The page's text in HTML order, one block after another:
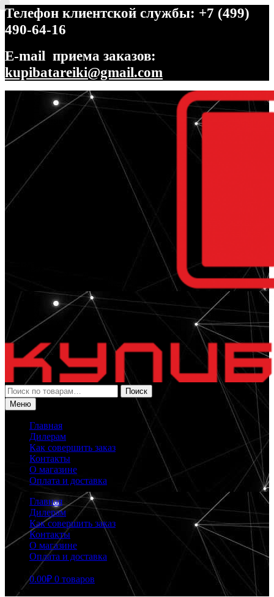
Телефон клиентской службы: +7 (499)
490-64-16
E-mail приема заказов:
kupibatareiki@gmail.com
Перейти
навигации
Перейти
содержимому
Искать:
Поиск
Меню
Главная
Дилерам
Как совершить заказ
Контакты
О магазине
Оплата и доставка
Главная
Дилерам
Как совершить заказ
Контакты
О магазине
Оплата и доставка
0.00₽ 0 товаров